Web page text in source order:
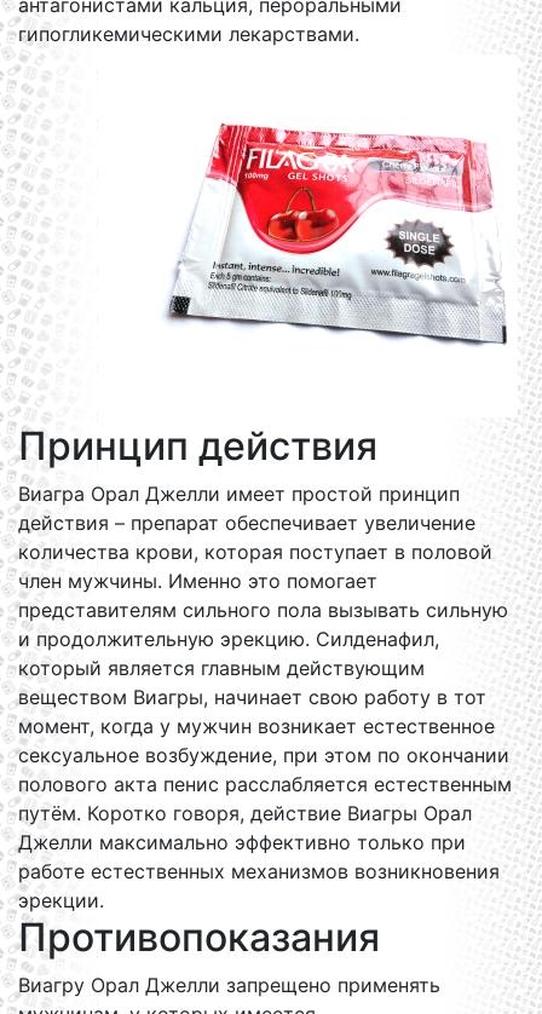
антагонистами кальция, пероральными
гипогликемическими лекарствами.
Принцип действия
Виагра Орал Джелли имеет простой принцип
действия – препарат обеспечивает увеличение
количества крови, которая поступает в половой
член мужчины. Именно это помогает
представителям сильного пола вызывать сильную
и продолжительную эрекцию. Силденафил,
который является главным действующим
веществом Виагры, начинает свою работу в тот
момент, когда у мужчин возникает естественное
сексуальное возбуждение, при этом по окончании
полового акта пенис расслабляется естественным
путём. Коротко говоря, действие Виагры Орал
Джелли максимально эффективно только при
работе естественных механизмов возникновения
эрекции.
Противопоказания
Виагру Орал Джелли запрещено применять